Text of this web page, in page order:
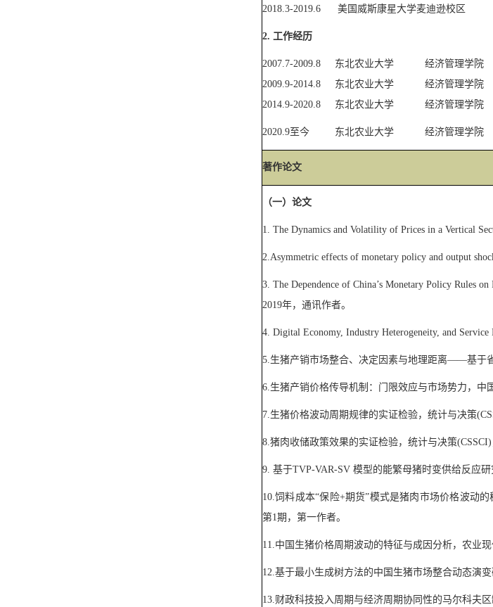
2018.3-2019.6
美国威斯康星大学麦迪逊校区
2. 工作经历
2007.7-2009.8 东北农业大学 经济管理学院
2009.9-2014.8
东北农业大学 经济管理学院
2014.9-2020.8
东北农业大学 经济管理学院
2020.9至今 东北农业大学 经济管理学院
著作论文
（一）论文
1. The Dynamics and Volatility of Prices in a Vertical
2.Asymmetric effects of monetary policy and output
3. The Dependence of China’s Monetary Policy Rules
2019年，通讯作者。
4. Digital Economy, Industry Heterogeneity, and
5.生猪产销市场整合、决定因素与地理距离——基于
6.生猪产销价格传导机制：门限效应与市场势力，中
7.生猪价格波动周期规律的实证检验，统计与决策
8.猪肉收储政策效果的实证检验，统计与决策(CSSCI)
9. 基于TVP-VAR-SV 模型的能繁母猪时变供给反应研
10.饲料成本“保险+期货”模式是猪肉市场价格波动的
第1期，第一作者。
11.中国生猪价格周期波动的特征与成因分析，农业
12.基于最小生成树方法的中国生猪市场整合动态演
13.财政科技投入周期与经济周期协同性的马尔科夫